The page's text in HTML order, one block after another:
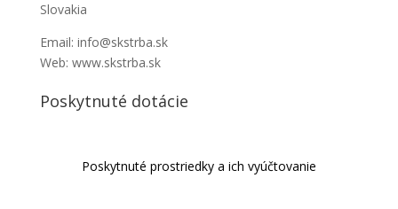
Slovakia
Email: info@skstrba.sk
Web: www.skstrba.sk
Poskytnuté dotácie
Poskytnuté prostriedky a ich vyúčtovanie